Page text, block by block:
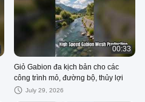
00:33
Giỏ Gabion đa kịch bản cho các
công trình mỏ, đường bộ, thủy lợi
July 29, 2026